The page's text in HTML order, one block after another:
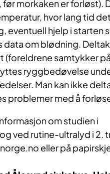
morkaken er forløst).
hvor lang tid
eventuell hjelp i starten
data om blødning.
samtykker
ryggbedøvelse
Man kan ikke
problemer med å
om studien i
ved rutine-ultralyd i 2.
eller på